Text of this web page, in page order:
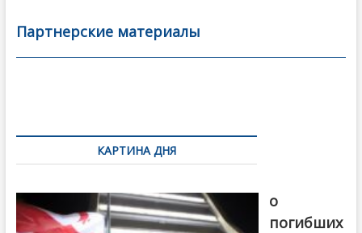
b
o
er l
а
в
Партнерские материалы
по
записямКАРТИНА ДНЯ
о
погибших